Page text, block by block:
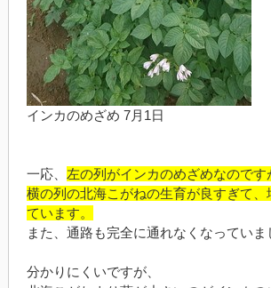
インカのめざめ 7月1日
一応、 左の列がインカのめざめなのです
横の列の北海こがねの生育が良すぎて、
ています。
また、通路も完全に通れなくなっていま
分かりにくいですが、